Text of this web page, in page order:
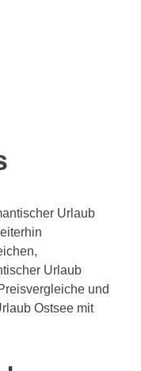
Urlaub
Urlaub
und
Ostsee mit